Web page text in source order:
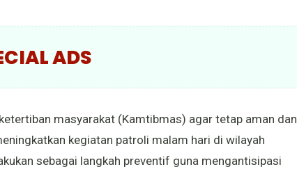
ADS
masyarakat (Kamtibmas) agar tetap aman dan
kegiatan patroli malam hari di wilayah
sebagai langkah preventif guna mengantisipasi